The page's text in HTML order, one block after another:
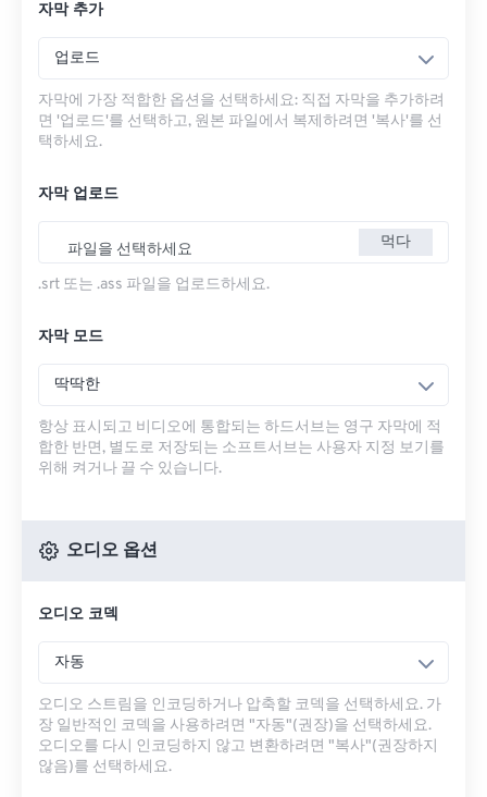
자막 추가
업로드
자막에 가장 적합한 옵션을 선택하세요: 직접 자막을 추가하려
면 '업로드'를 선택하고, 원본 파일에서 복제하려면 '복사'를 선
택하세요.
자막 업로드
파일을 선택하세요 먹다
.srt 또는 .ass 파일을 업로드하세요.
자막 모드
딱딱한
항상 표시되고 비디오에 통합되는 하드서브는 영구 자막에 적
합한 반면, 별도로 저장되는 소프트서브는 사용자 지정 보기를
위해 켜거나 끌 수 있습니다.
오디오 옵션
오디오 코덱
자동
오디오 스트림을 인코딩하거나 압축할 코덱을 선택하세요. 가
장 일반적인 코덱을 사용하려면 "자동"(권장)을 선택하세요.
오디오를 다시 인코딩하지 않고 변환하려면 "복사"(권장하지
않음)를 선택하세요.